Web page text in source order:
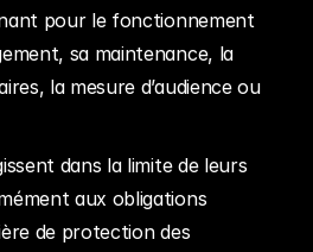
pour le fonctionnement
sa maintenance, la
la mesure d’audience ou
dans la limite de leurs
aux obligations
de protection des